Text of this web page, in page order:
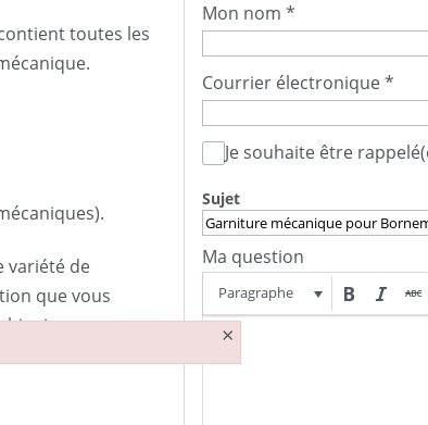
toutes les
variété de
que vous
ou nous
Mon nom *
Courrier électronique*
Je souhaite être
Sujet
Ma question
Paragraphe
×